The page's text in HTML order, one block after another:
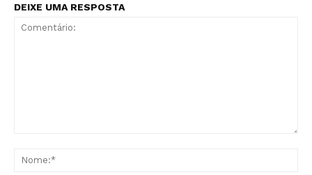
DEIXE UMA RESPOSTA